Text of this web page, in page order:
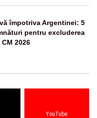
împotriva Argentinei: 5
pentru excluderea
2026
YouTube